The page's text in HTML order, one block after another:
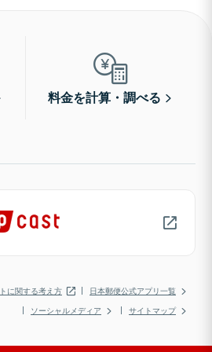
料金を計算・調べる
に関する考え方
日本郵便公式アプリ一覧
ソーシャルメディア
サイトマップ